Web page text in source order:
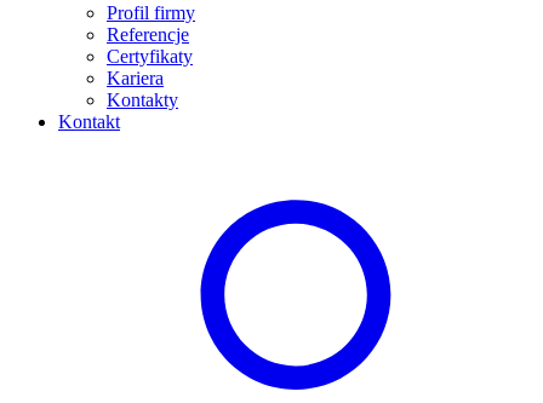
Profil firmy
Referencje
Certyfikaty
Kariera
Kontakty
Kontakt